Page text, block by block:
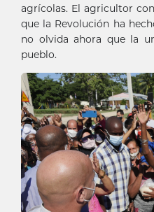
agrícolas. El agricultor
que la Revolución ha
no olvida ahora que la
pueblo.